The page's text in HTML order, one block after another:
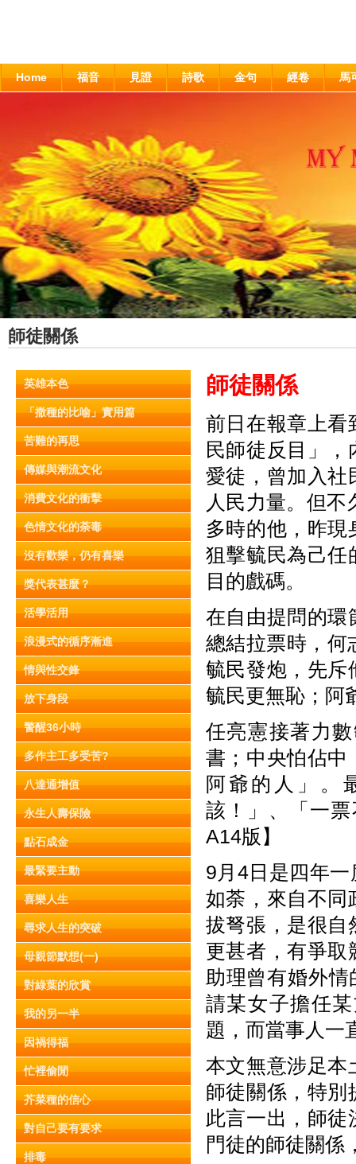
Home 福音 見證 詩歌 金句 經卷 馬
師徒關係
英雄本色
「撒種的比喻」實用篇
苦難的再思
傳媒與潮流文化
消費文化的衝擊
色情文化的荼毒
沒有歡樂，仍有喜樂
獎代表甚麼？
活學活用
浪漫式的循序漸進
情與性交鋒
放下身段
警醒36小時
多作主工多受苦?
八達通增值
永生人壽保險
點石成金
最緊要主動
喜樂人生
尋求人生的突破
母親節默想(一)
對綠葉的欣賞
我的另一半
因禍得福
忙裡偷閒
芥菜種的信心
對自己要有要求
排毒
師徒關係
前日在報章上看
民師徒反目」
愛徒，曾加入社
人民力量。但
多時的他，昨
狙擊毓民為己任
目的戲碼。
在自由提問的環
總結拉票時，何
毓民發炮，先斥
毓民更無恥；阿
任亮憲接著力
書；中央怕佔中
阿爺的人」。
該！」、「一
A14版】
9月4日是四年
如荼，來自不同
拔弩張，是很自
更甚者，有爭取
助理曾有婚外
請某女子擔任
題，而當事人一
本文無意涉足本
師徒關係，特別
此言一出，師
門徒的師徒關係